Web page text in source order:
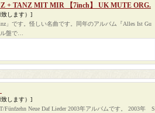
+ TANZ MIT MIR 【7inch】 UK MUTE ORG.
します）]
」です。怪しい名曲です。同年のアルバム『Alles Ist Gu
盤で…
します）]
Neue Daf Lieder 2003年アルバムです。 2003年 S